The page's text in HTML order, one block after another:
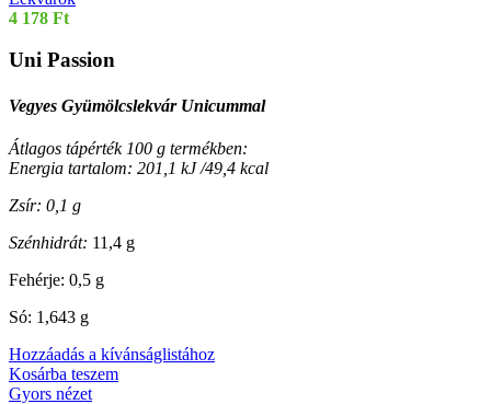
4 178 Ft
Uni Passion
Vegyes Gyümölcslekvár Unicummal
Átlagos tápérték 100 g termékben:
Energia tartalom: 201,1 kJ /49,4 kcal
Zsír: 0,1 g
Szénhidrát: 11,4 g
Fehérje: 0,5 g
Só: 1,643 g
Hozzáadás a kívánságlistához
Kosárba teszem
Gyors nézet